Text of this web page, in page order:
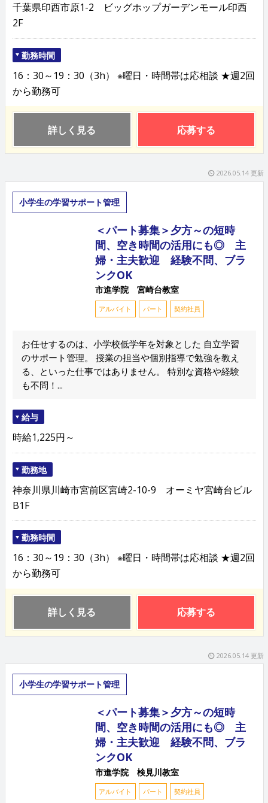
千葉県印西市原1-2 ビッグホップガーデンモール印西
2F
勤務時間
16：30～19：30（3h） ※曜日・時間帯は応相談 ★週2回
から勤務可
詳しく見る 応募する
2026.05.14 更新
小学生の学習サポート管理
＜パート募集＞夕方～の短時
間、空き時間の活用にも◎ 主
婦・主夫歓迎 経験不問、ブラ
ンクOK
市進学院 宮崎台教室
アルバイト パート 契約社員
お任せするのは、小学校低学年を対象とした 自立学習
のサポート管理。 授業の担当や個別指導で勉強を教え
る、といった仕事ではありません。 特別な資格や経験
も不問！...
給与
時給1,225円～
勤務地
神奈川県川崎市宮前区宮崎2-10-9 オーミヤ宮崎台ビル
B1F
勤務時間
16：30～19：30（3h） ※曜日・時間帯は応相談 ★週2回
から勤務可
詳しく見る 応募する
2026.05.14 更新
小学生の学習サポート管理
＜パート募集＞夕方～の短時
間、空き時間の活用にも◎ 主
婦・主夫歓迎 経験不問、ブラ
ンクOK
市進学院 検見川教室
アルバイト パート 契約社員